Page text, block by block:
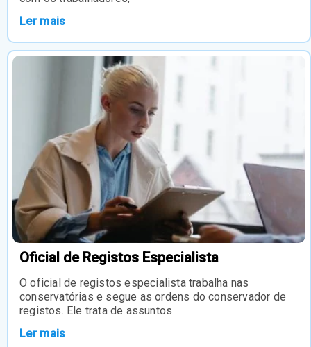
Ler mais
Oficial de Registos Especialista
O oficial de registos especialista trabalha nas
conservatórias e segue as ordens do conservador de
registos. Ele trata de assuntos
Ler mais